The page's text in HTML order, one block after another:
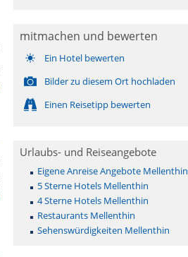
mitmachen und bewerten
Ein Hotel bewerten
Bilder zu diesem Ort hochladen
Einen Reisetipp bewerten
Urlaubs- und Reiseangebote
Eigene Anreise Angebote Mellenthin
5 Sterne Hotels Mellenthin
4 Sterne Hotels Mellenthin
Restaurants Mellenthin
Sehenswürdigkeiten Mellenthin